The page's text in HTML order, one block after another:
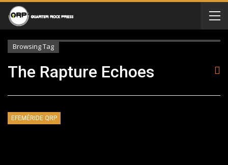
Browsing Tag
The Rapture Echoes
EFEMÉRIDE QRP